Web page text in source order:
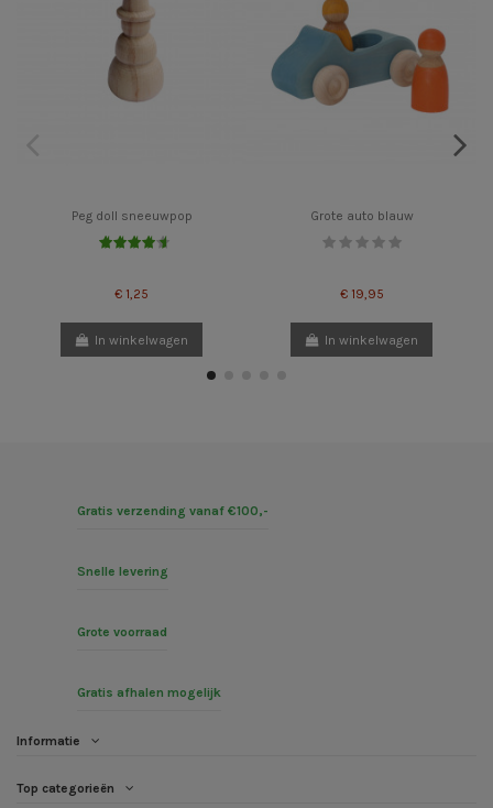
Peg doll sneeuwpop
€ 1,25
In winkelwagen
Grote auto blauw
€ 19,95
In winkelwagen
Gratis verzending vanaf €100,-
Snelle levering
Grote voorraad
Gratis afhalen mogelijk
Informatie
Top categorieën